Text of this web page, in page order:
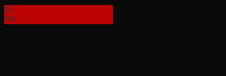
02
Th1